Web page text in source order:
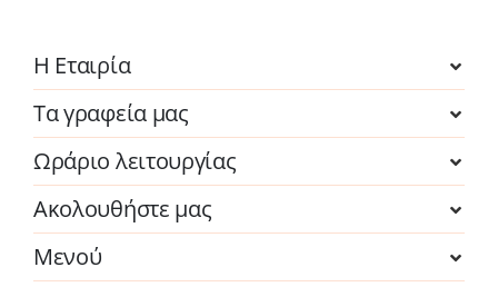
Η Εταιρία
Τα γραφεία μας
Ωράριο λειτουργίας
Ακολουθήστε μας
Μενού